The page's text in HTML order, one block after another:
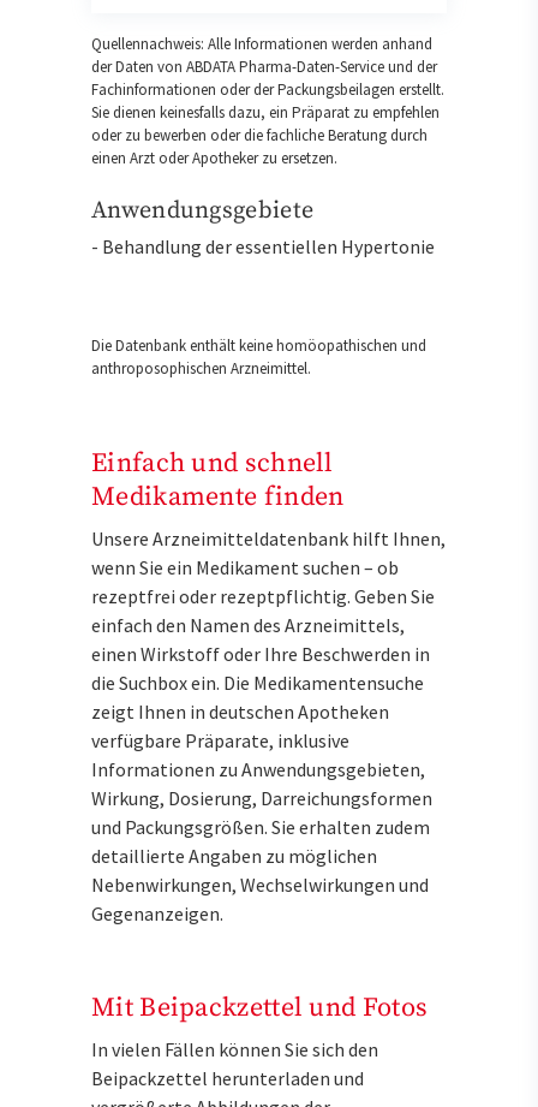
Quellennachweis: Alle Informationen werden anhand
der Daten von ABDATA Pharma-Daten-Service und der
Fachinformationen oder der Packungsbeilagen erstellt.
Sie dienen keinesfalls dazu, ein Präparat zu empfehlen
oder zu bewerben oder die fachliche Beratung durch
einen Arzt oder Apotheker zu ersetzen.
Anwendungsgebiete
- Behandlung der essentiellen Hypertonie
Die Datenbank enthält keine homöopathischen und
anthroposophischen Arzneimittel.
Einfach und schnell
Medikamente finden
Unsere Arzneimitteldatenbank hilft Ihnen,
wenn Sie ein Medikament suchen – ob
rezeptfrei oder rezeptpflichtig. Geben Sie
einfach den Namen des Arzneimittels,
einen Wirkstoff oder Ihre Beschwerden in
die Suchbox ein. Die Medikamentensuche
zeigt Ihnen in deutschen Apotheken
verfügbare Präparate, inklusive
Informationen zu Anwendungsgebieten,
Wirkung, Dosierung, Darreichungsformen
und Packungsgrößen. Sie erhalten zudem
detaillierte Angaben zu möglichen
Nebenwirkungen, Wechselwirkungen und
Gegenanzeigen.
Mit Beipackzettel und Fotos
In vielen Fällen können Sie sich den
Beipackzettel herunterladen und